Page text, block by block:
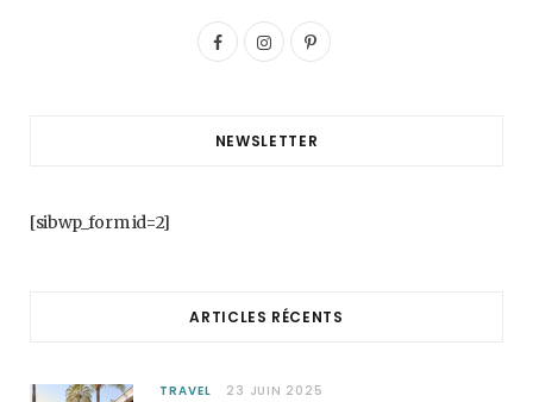
F
k
I
a
P
s
NEWSLETTER
[sibwp_form id=2]
ARTICLES RÉCENTS
TRAVEL 23 JUIN 2025